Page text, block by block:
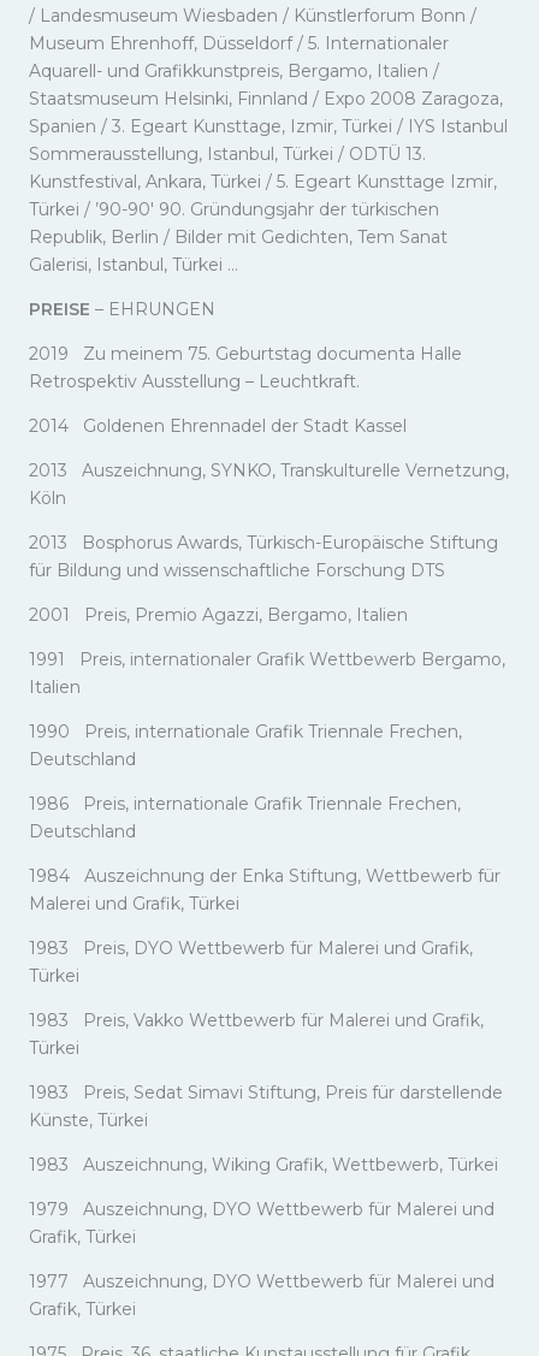
/ Landesmuseum Wiesbaden / Künstlerforum Bonn /
Museum Ehrenhoff, Düsseldorf / 5. Internationaler
Aquarell- und Grafikkunstpreis, Bergamo, Italien /
Staatsmuseum Helsinki, Finnland / Expo 2008 Zaragoza,
Spanien / 3. Egeart Kunsttage, Izmir, Türkei / IYS Istanbul
Sommerausstellung, Istanbul, Türkei / ODTÜ 13.
Kunstfestival, Ankara, Türkei / 5. Egeart Kunsttage Izmir,
Türkei / ’90-90′ 90. Gründungsjahr der türkischen
Republik, Berlin / Bilder mit Gedichten, Tem Sanat
Galerisi, Istanbul, Türkei …
PREISE – EHRUNGEN
2019 Zu meinem 75. Geburtstag documenta Halle
Retrospektiv Ausstellung – Leuchtkraft.
2014 Goldenen Ehrennadel der Stadt Kassel
2013 Auszeichnung, SYNKO, Transkulturelle Vernetzung,
Köln
2013 Bosphorus Awards, Türkisch-Europäische Stiftung
für Bildung und wissenschaftliche Forschung DTS
2001 Preis, Premio Agazzi, Bergamo, Italien
1991 Preis, internationaler Grafik Wettbewerb Bergamo,
Italien
1990 Preis, internationale Grafik Triennale Frechen,
Deutschland
1986 Preis, internationale Grafik Triennale Frechen,
Deutschland
1984 Auszeichnung der Enka Stiftung, Wettbewerb für
Malerei und Grafik, Türkei
1983 Preis, DYO Wettbewerb für Malerei und Grafik,
Türkei
1983 Preis, Vakko Wettbewerb für Malerei und Grafik,
Türkei
1983 Preis, Sedat Simavi Stiftung, Preis für darstellende
Künste, Türkei
1983 Auszeichnung, Wiking Grafik, Wettbewerb, Türkei
1979 Auszeichnung, DYO Wettbewerb für Malerei und
Grafik, Türkei
1977 Auszeichnung, DYO Wettbewerb für Malerei und
Grafik, Türkei